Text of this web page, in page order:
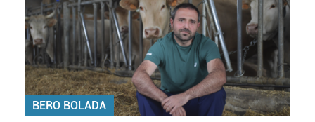
BERO BOLADA